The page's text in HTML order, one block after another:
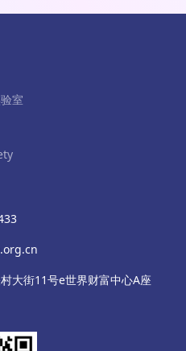
室
大街11号e世界财富中心A座